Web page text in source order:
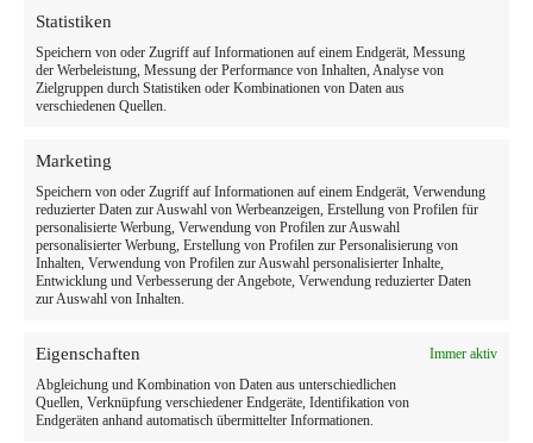
Statistiken
Speichern von oder Zugriff auf Informationen auf einem Endgerät, Messung
der Werbeleistung, Messung der Performance von Inhalten, Analyse von
Zielgruppen durch Statistiken oder Kombinationen von Daten aus
verschiedenen Quellen.
Marketing
Speichern von oder Zugriff auf Informationen auf einem Endgerät, Verwendung
reduzierter Daten zur Auswahl von Werbeanzeigen, Erstellung von Profilen für
personalisierte Werbung, Verwendung von Profilen zur Auswahl
personalisierter Werbung, Erstellung von Profilen zur Personalisierung von
Inhalten, Verwendung von Profilen zur Auswahl personalisierter Inhalte,
Entwicklung und Verbesserung der Angebote, Verwendung reduzierter Daten
zur Auswahl von Inhalten.
Eigenschaften
Immer aktiv
Abgleichung und Kombination von Daten aus unterschiedlichen
Quellen, Verknüpfung verschiedener Endgeräte, Identifikation von
Endgeräten anhand automatisch übermittelter Informationen.